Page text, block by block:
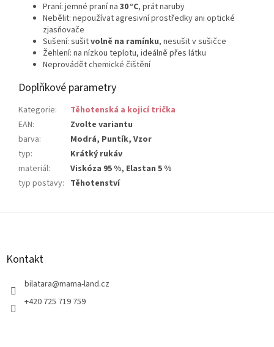
Praní: jemné praní na 30 °C, prát naruby
Nebělit: nepoužívat agresivní prostředky ani optické
zjasňovače
Sušení: sušitvolně na ramínku, nesušit v sušičce
Žehlení: na nízkou teplotu, ideálně přes látku
Neprovádět chemické čištění
Doplňkové parametry
Kategorie:
Těhotenská a kojicí trička
EAN:
Zvolte variantu
barva:
Modrá, Puntík, Vzor
typ:
Krátký rukáv
materiál:
Viskóza 95 %, Elastan 5 %
typ postavy: Těhotenství
Z
Kontakt
bilatara@mama-land.cz
+420 725 719 759